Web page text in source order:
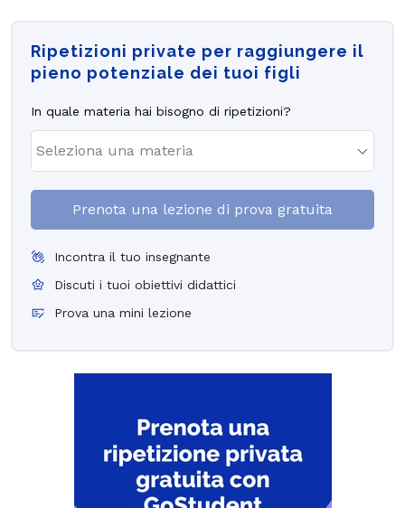
Ripetizioni private per raggiungere il
pieno potenziale dei tuoi figli
In quale materia hai bisogno di ripetizioni?
Prenota una lezione di prova gratuita
Incontra il tuo insegnante
Discuti i tuoi obiettivi didattici
Prova una mini lezione